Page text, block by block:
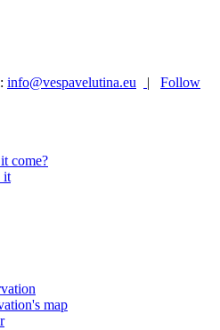
info@vespavelutina.eu | Follow
come?
it
map